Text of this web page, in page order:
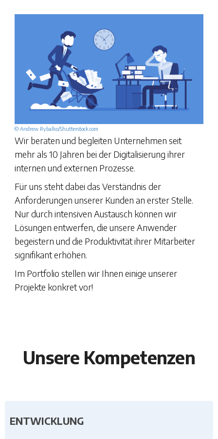
© Andrew Rybalko/Shutterstock.com
Wir beraten und begleiten Unternehmen seit
mehr als 10 Jahren bei der Digitalisierung ihrer
internen und externen Prozesse.
Für uns steht dabei das Verständnis der
Anforderungen unserer Kunden an erster Stelle.
Nur durch intensiven Austausch können wir
Lösungen entwerfen, die unsere Anwender
begeistern und die Produktivität ihrer Mitarbeiter
signifikant erhöhen.
Im Portfolio stellen wir Ihnen einige unserer
Projekte konkret vor!
Unsere Kompetenzen
ENTWICKLUNG